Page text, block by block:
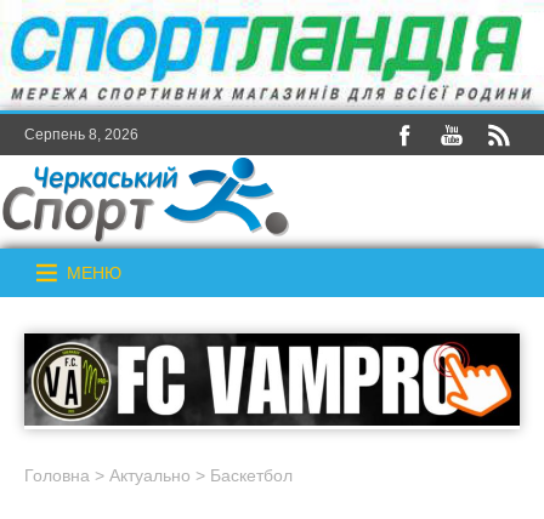
Серпень 8, 2026
МЕНЮ
Головна > Актуально > Баскетбол